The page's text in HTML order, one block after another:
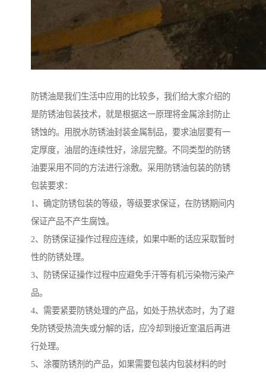
防锈油是我们生活中应用的比较多，我们给大家介绍的
是防锈油包装技术，就是根据这一原理将金属涂封防止
锈蚀的。用脱水防锈油封装金属制品，要求油层要有一
定厚度，油层的连续性好，涂层完整。不同类型的防锈
油要采用不同的方法进行涂敷。采用防锈油包装的防锈
包装要求：
1、确定防锈包装的等级，等级要求保证，在防锈期间内
保证产品不产生腐蚀。
2、防锈保证操作过程应连续，如果中断的话应采取暂时
性的防锈处理。
3、防锈保证操作过程中应避免手汗等有机污染物污染产
品。
4、需要紧要防锈处理的产品，如处于热状态时，为了避
免防锈受热流失或分解的话，应冷却到接近室温后再进
行处理。
5、涂覆防锈剂的产品，如果需要包装内包装材料的时